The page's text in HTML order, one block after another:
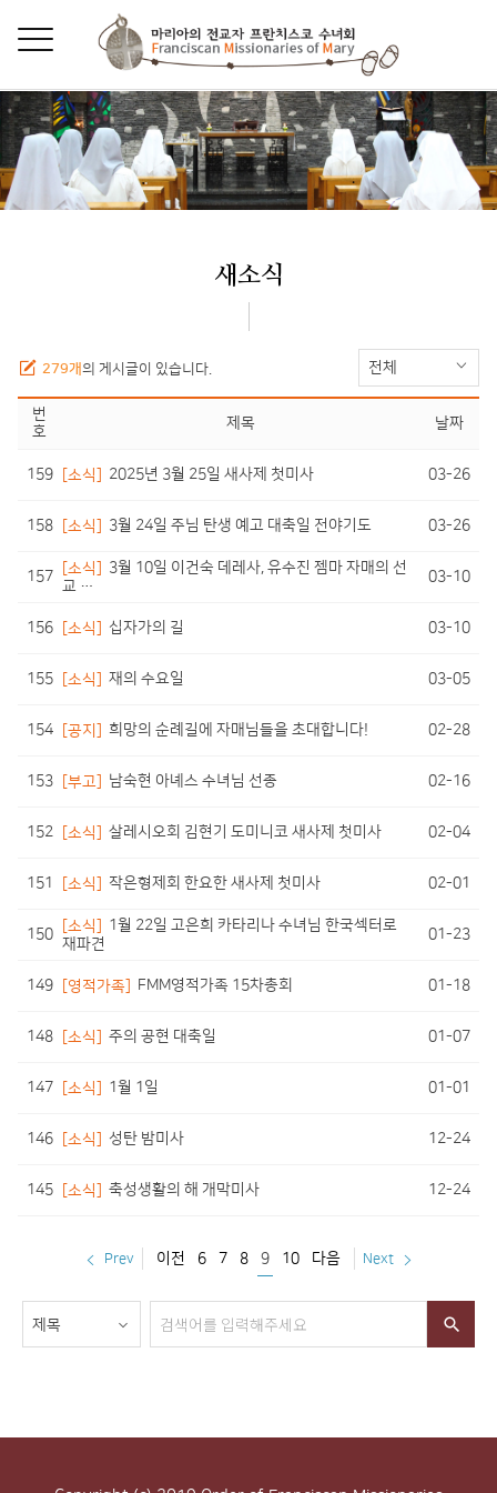
새소식
279개의 게시글이 있습니다. 전체
번
호
제목 날짜
159 [소식] 2025년 3월 25일 새사제 첫미사 03-26
158 [소식] 3월 24일 주님 탄생 예고 대축일 전야기도 03-26
157 [소식] 3월 10일 이건숙 데레사, 유수진 젬마 자매의 선
교 …
03-10
156 [소식] 십자가의 길 03-10
155 [소식] 재의 수요일 03-05
154 [공지] 희망의 순례길에 자매님들을 초대합니다! 02-28
153 [부고] 남숙현 아녜스 수녀님 선종 02-16
152 [소식] 살레시오회 김현기 도미니코 새사제 첫미사 02-04
151 [소식] 작은형제회 한요한 새사제 첫미사 02-01
150 [소식] 1월 22일 고은희 카타리나 수녀님 한국섹터로
재파견
01-23
149 [영적가족] FMM영적가족 15차총회 01-18
148 [소식] 주의 공현 대축일 01-07
147 [소식] 1월 1일 01-01
146 [소식] 성탄 밤미사 12-24
145 [소식] 축성생활의 해 개막미사 12-24
이전 6 7 8 9 10 다음